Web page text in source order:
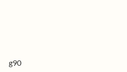
g90